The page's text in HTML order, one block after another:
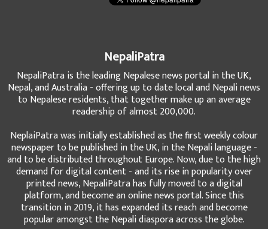
NepaliPatra
NepaliPatra is the leading Nepalese news portal in the UK,
Nepal, and Australia - offering up to date local and Nepali news
to Nepalese residents, that together make up an average
readership of almost 200,000.
NeplaiPatra was initially established as the first weekly colour
newspaper to be published in the UK, in the Nepali language -
and to be distributed throughout Europe. Now, due to the high
demand for digital content - and its rise in popularity over
printed news, NepaliPatra has fully moved to a digital
platform, and become an online news portal. Since this
transition in 2019, it has expanded its reach and become
popular amongst the Nepali diaspora across the globe.